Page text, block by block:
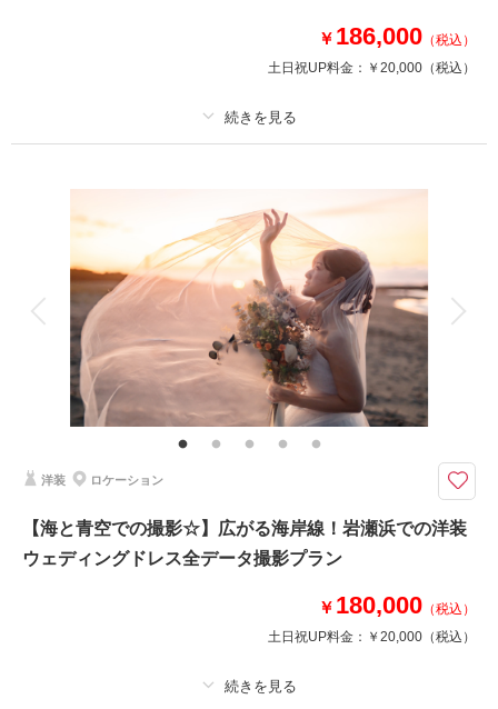
撮影日の空き
￥ 186,000 （税込）
土日祝UP料金： ￥20,000 （税込）
着付け ヘアメイク
アルバム データ 180 カット 台紙付写真
衣装追加 会食 挙式
家族と撮影 家族用衣装レンタル ペットと撮影
その他含むもの
家族写真追加料金無料 衣装ランクアップ料金なし 洋装小物ランクアップ
料金なし 貸出小物多数
全データ180カット以上お渡し！氷見のあいやまガーデンで叶えるフォトウ
ェディング
氷見あいやまガーデンで叶える、花と緑に包まれたナチュラルフォトウェデ
ィング。富山の自然美が映えるロケーションで、季節の彩りとともにおふた
りの幸せな瞬間を写真に残しませんか？特別な一日を、心に残るカタチに。
撮影日の空き
を確認する
洋装 ロケーション
【海と青空での撮影☆】広がる海岸線！岩瀬浜での洋装
ウェディングドレス全データ撮影プラン
￥ 180,000 （税込）
土日祝UP料金： ￥20,000 （税込）